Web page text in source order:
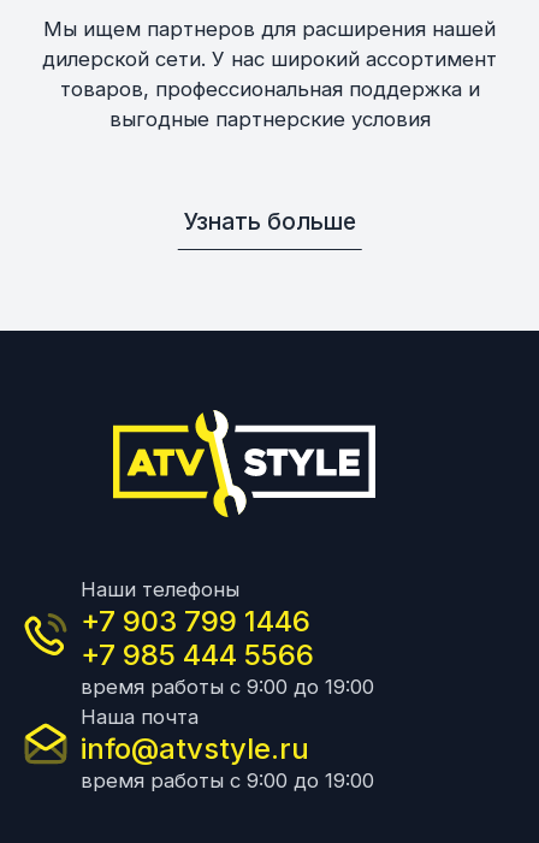
Мы ищем партнеров для расширения нашей
дилерской сети. У нас широкий ассортимент
товаров, профессиональная поддержка и
выгодные партнерские условия
Узнать больше
Наши телефоны
+7 903 799 1446
+7 985 444 5566
время работы с 9:00 до 19:00
Наша почта
info@atvstyle.ru
время работы с 9:00 до 19:00